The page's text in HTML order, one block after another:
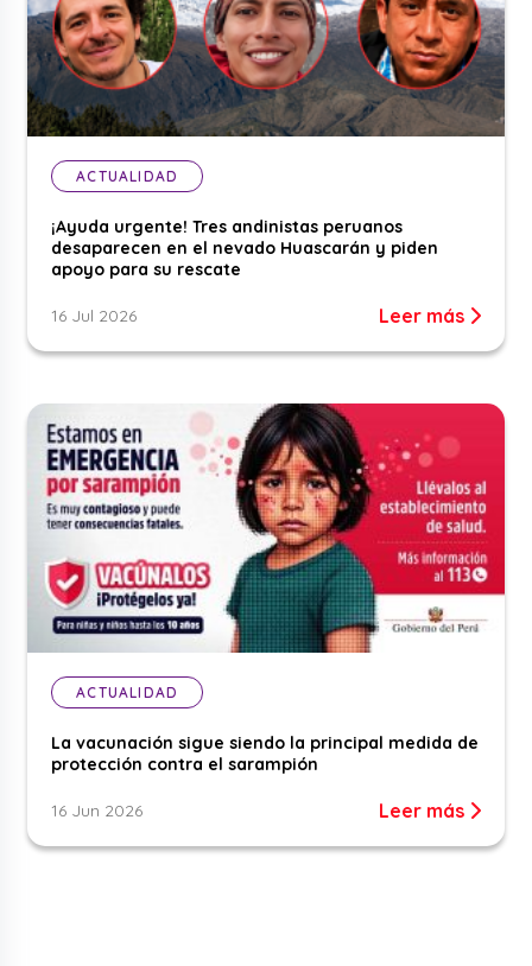
ACTUALIDAD
¡Ayuda urgente! Tres andinistas peruanos
desaparecen en el nevado Huascarán y piden
apoyo para su rescate
16 Jul 2026 Leer más
ACTUALIDAD
La vacunación sigue siendo la principal medida de
protección contra el sarampión
16 Jun 2026 Leer más